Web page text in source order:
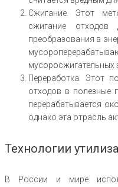
Сжигание. Этот
сжигание
преобразования в
мусоросжигательных
Переработка. Этот
отходов в полезные
перерабатывается
однако эта отрасль
Технологии
В России и мире